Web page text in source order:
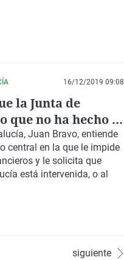
16/12/2019 09:08
la Junta de
que no ha hecho el
Juan Bravo, entiende
central en la que le impide
y le solicita que
está intervenida, o al
siguiente